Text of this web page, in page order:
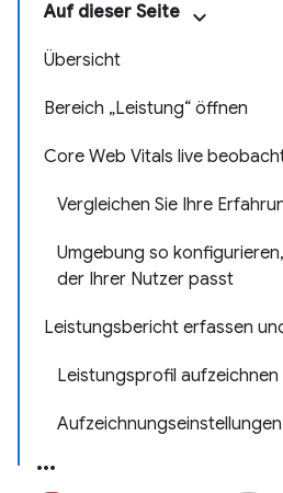
Auf dieser Seite
Übersicht
Bereich „Leistung“ öffnen
Core Web Vitals live
Vergleichen Sie Ihre
Umgebung so
der Ihrer Nutzer passt
Leistungsbericht erfassen
Leistungsprofil aufzeichnen